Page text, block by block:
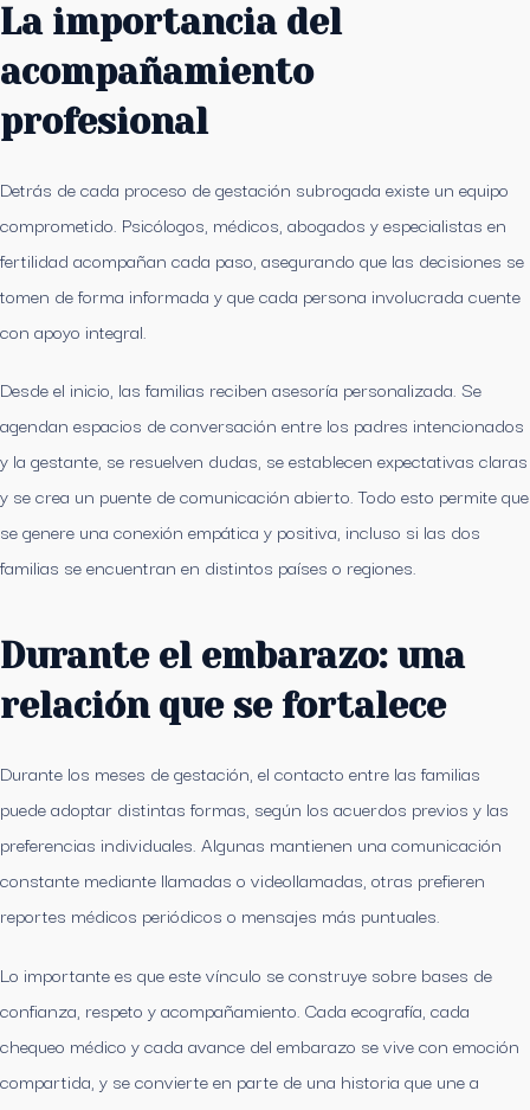
La importancia del
acompañamiento
profesional
Detrás de cada proceso de gestación subrogada existe un equipo
comprometido. Psicólogos, médicos, abogados y especialistas en
fertilidad acompañan cada paso, asegurando que las decisiones se
tomen de forma informada y que cada persona involucrada cuente
con apoyo integral.
Desde el inicio, las familias reciben asesoría personalizada. Se
agendan espacios de conversación entre los padres intencionados
y la gestante, se resuelven dudas, se establecen expectativas claras
y se crea un puente de comunicación abierto. Todo esto permite que
se genere una conexión empática y positiva, incluso si las dos
familias se encuentran en distintos países o regiones.
Durante el embarazo: una
relación que se fortalece
Durante los meses de gestación, el contacto entre las familias
puede adoptar distintas formas, según los acuerdos previos y las
preferencias individuales. Algunas mantienen una comunicación
constante mediante llamadas o videollamadas, otras prefieren
reportes médicos periódicos o mensajes más puntuales.
Lo importante es que este vínculo se construye sobre bases de
confianza, respeto y acompañamiento. Cada ecografía, cada
chequeo médico y cada avance del embarazo se vive con emoción
compartida, y se convierte en parte de una historia que une a